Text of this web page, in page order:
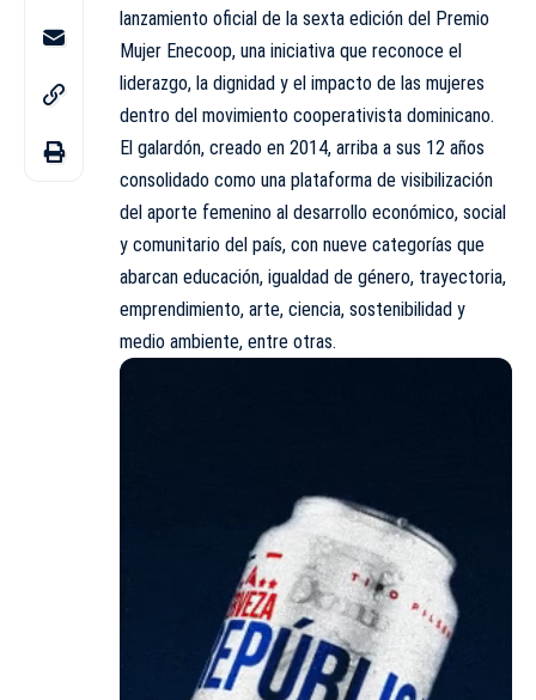
lanzamiento oficial de la sexta edición del Premio
Mujer Enecoop, una iniciativa que reconoce el
liderazgo, la dignidad y el impacto de las mujeres
dentro del movimiento cooperativista dominicano.
El galardón, creado en 2014, arriba a sus 12 años
consolidado como una plataforma de visibilización
del aporte femenino al desarrollo económico, social
y comunitario del país, con nueve categorías que
abarcan educación, igualdad de género, trayectoria,
emprendimiento, arte, ciencia, sostenibilidad y
medio ambiente, entre otras.